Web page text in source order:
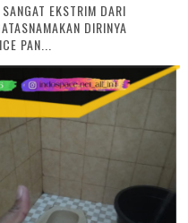
EKSTRIM DARI
DIRINYA
PAN...